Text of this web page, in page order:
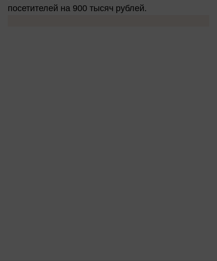
посетителей на 900 тысяч рублей.